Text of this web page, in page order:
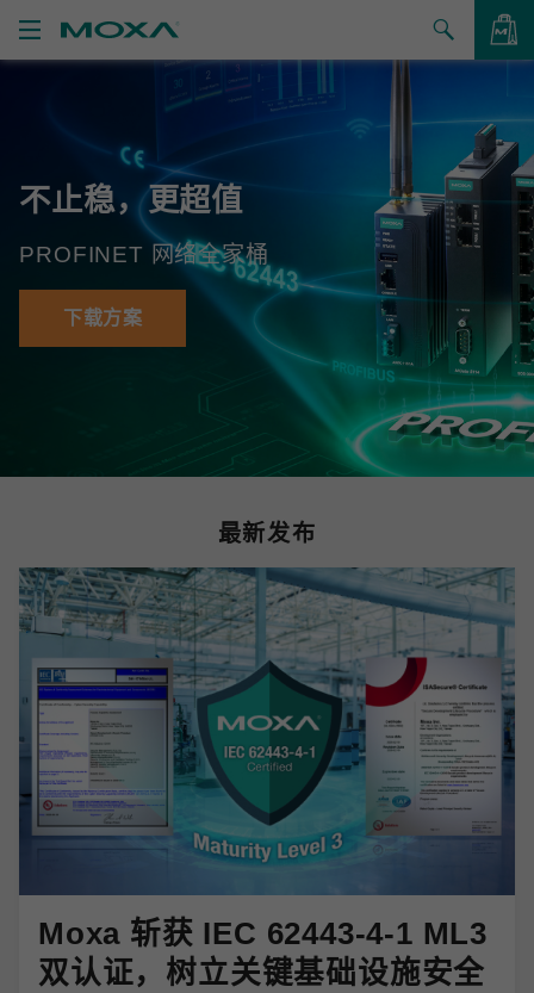
持
何购买
于我们
Moxa
不止稳，更超值
PROFINET 网络全家桶
下载方案
最新发布
Moxa 斩获 IEC 62443-4-1 ML3
双认证，树立关键基础设施安全
查看询价